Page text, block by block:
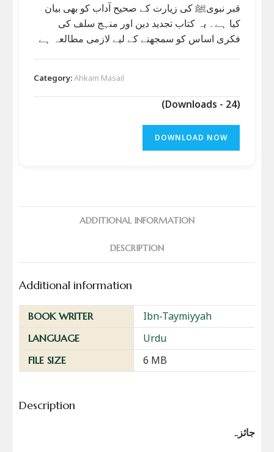
قبر نبویﷺ کی زیارت کے صحیح آداب کو بھی بیان
کیا ہے۔ یہ کتاب تجدید دین اور منہج سلف کی
فکری اساس کو سمجھنے کے لیے لازمی مطالعہ ہے
Category:Ahkam Masail
(Downloads - 24)
DOWNLOAD NOW
ADDITIONAL INFORMATION
DESCRIPTION
Additional information
BOOK WRITER Ibn-Taymiyyah
LANGUAGE Urdu
FILE SIZE 6 MB
Description
جائزہ